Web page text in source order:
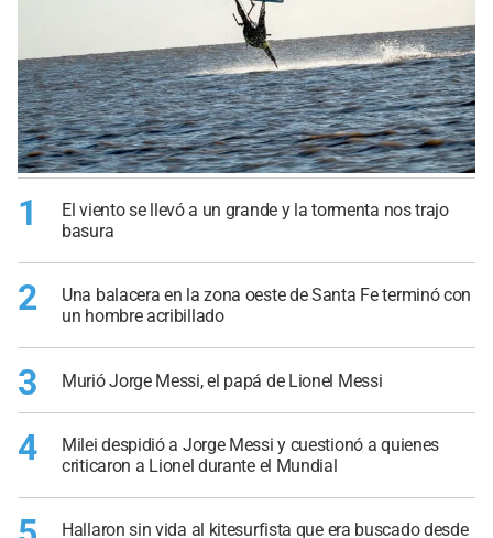
1
El viento se llevó a un grande y la tormenta nos trajo
basura
2
Una balacera en la zona oeste de Santa Fe terminó con
un hombre acribillado
3 Murió Jorge Messi, el papá de Lionel Messi
4
Milei despidió a Jorge Messi y cuestionó a quienes
criticaron a Lionel durante el Mundial
Hallaron sin vida al kitesurfista que era buscado desde